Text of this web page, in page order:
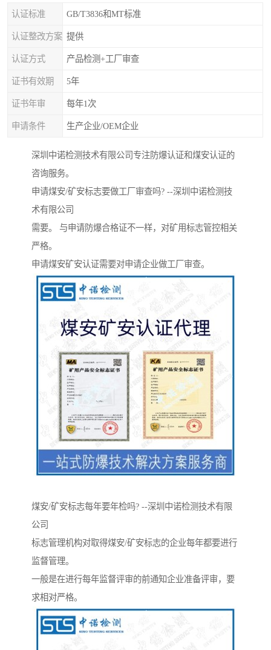
认证标准 GB/T3836和MT标准
认证整改方案 提供
认证方式 产品检测+工厂审查
证书有效期 5年
证书年审 每年1次
申请条件 生产企业/OEM企业
深圳中诺检测技术有限公司专注防爆认证和煤安认证的
咨询服务。
申请煤安/矿安标志要做工厂审查吗? --深圳中诺检测技
术有限公司
需要。 与申请防爆合格证不一样，对矿用标志管控相关
严格。
申请煤安矿安认证需要对申请企业做工厂审查。
煤安/矿安标志每年要年检吗? --深圳中诺检测技术有限
公司
标志管理机构对取得煤安/矿安标志的企业每年都要进行
监督管理。
一般是在进行每年监督评审的前通知企业准备评审，要
求相对严格。